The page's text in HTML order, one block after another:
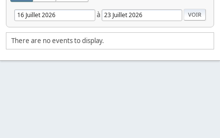
à
There are no events to display.